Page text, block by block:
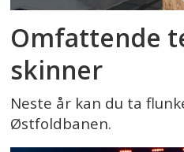
Omfattende
skinner
Neste år kan du ta
Østfoldbanen.